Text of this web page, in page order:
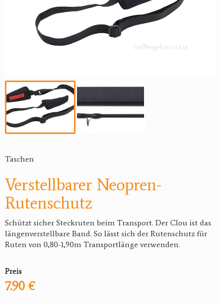
Taschen
Verstellbarer Neopren-
Rutenschutz
Schützt sicher Steckruten beim Transport. Der Clou ist das
längenverstellbare Band. So lässt sich der Rutenschutz für
Ruten von 0,80-1,90m Transportlänge verwenden.
Preis
7.90 €